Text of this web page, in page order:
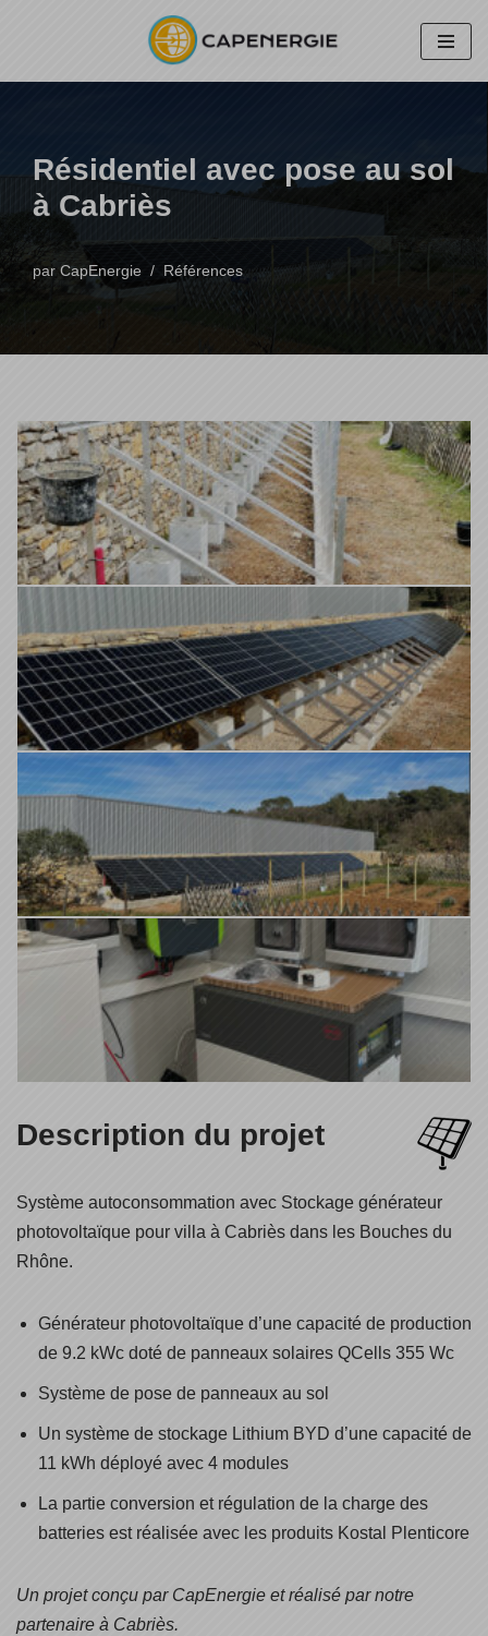
Résidentiel avec pose au sol
à Cabriès
par CapEnergie Références
Description du projet
Système autoconsommation avec Stockage générateur
photovoltaïque pour villa à Cabriès dans les Bouches du
Rhône.
Générateur photovoltaïque d’une capacité de production
de 9.2 kWc doté de panneaux solaires QCells 355 Wc
Système de pose de panneaux au sol
Un système de stockage Lithium BYD d’une capacité de
11 kWh déployé avec 4 modules
La partie conversion et régulation de la charge des
batteries est réalisée avec les produits Kostal Plenticore
Un projet conçu par CapEnergie et réalisé par notre
partenaire à Cabriès.